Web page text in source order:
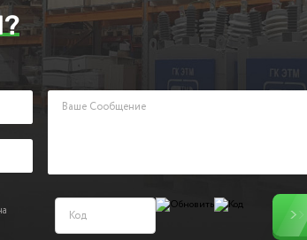
ответит Вам в кратчайшие сроки.